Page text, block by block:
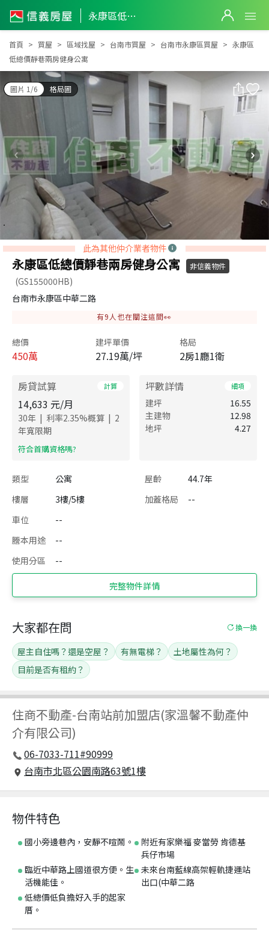
永康區低總價靜巷兩房健身公寓
永康區低總價靜巷兩房健身公寓
首頁 買屋 區域找屋 台南市買屋 台南市永康區買屋
永康區
低總價靜巷兩房健身公寓
圖片 1/6 格局圖
此為其他仲介業者物件
永康區低總價靜巷兩房健身公寓 非信義物件
(GS155000HB)
台南市永康區中華二路
有9 人也在關注這間👀
總價
450萬
建坪單價
27.19萬/坪
格局
2房1廳1衛
房貸試算 計算
14,633 元/月
30年 | 利率2.35%概算 | 2
年寬限期
​符合首購資格嗎?
坪數詳情 細項
建坪
16.55
主建物
12.98
地坪
4.27
類型 公寓 屋齡
44.7年
樓層
3樓/5樓 加蓋格局
--
車位
--
謄本用途
--
使用分區
--
完整物件詳情
住商不動產-台南站前加盟店(家溫馨不動產仲
介有限公司)
06-7033-711#90999
台南市北區公園南路63號1樓
大家都在問 換一換
屋主自住嗎？還是空屋？ 有無電梯？
土地屬性為何？
目前是否有租約？
物件特色
國小旁邊巷內，安靜不喧鬧。
附近有家樂福 麥當勞 肯德基
兵仔市場
臨近中華路上國道很方便。生
活機能佳。
未來台南藍線高架輕軌捷運站
出口(中華二路
低總價低負擔好入手的起家
厝。